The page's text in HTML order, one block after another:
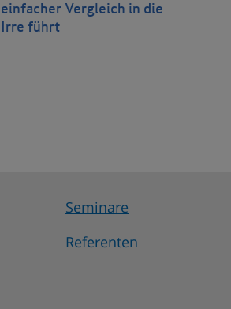
einfacher Vergleich in die
Irre führt
Seminare
Referenten